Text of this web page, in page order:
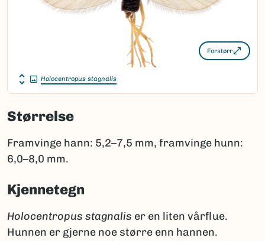
Forstørr
Holocentropus stagnalis
Størrelse
Framvinge hann: 5,2–7,5 mm, framvinge hunn:
6,0–8,0 mm.
Kjennetegn
Holocentropus stagnalis er en liten vårflue.
Hunnen er gjerne noe større enn hannen.